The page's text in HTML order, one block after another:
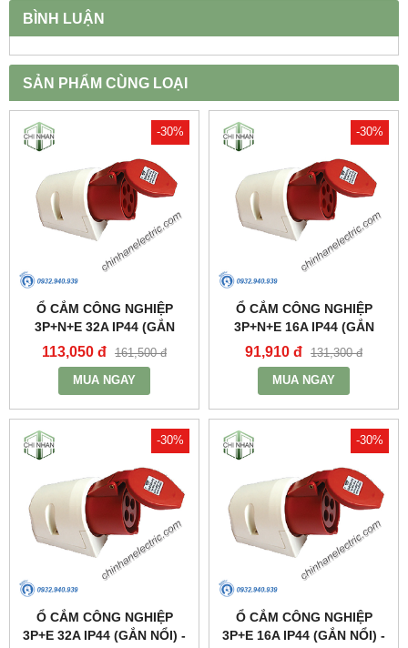
BÌNH LUẬN
SẢN PHẨM CÙNG LOẠI
-30%
Ổ CẮM CÔNG NGHIỆP
3P+N+E 32A IP44 (GẮN
NỔI) - MPN125 - MPE
113,050 đ 161,500 đ
MUA NGAY
-30%
Ổ CẮM CÔNG NGHIỆP
3P+N+E 16A IP44 (GẮN
NỔI) - MPN115 - MPE
91,910 đ 131,300 đ
MUA NGAY
-30%
Ổ CẮM CÔNG NGHIỆP
3P+E 32A IP44 (GẮN NỔI) -
-30%
Ổ CẮM CÔNG NGHIỆP
3P+E 16A IP44 (GẮN NỔI) -